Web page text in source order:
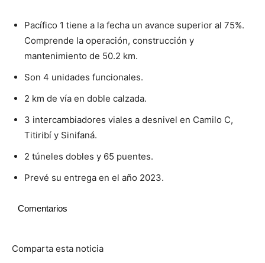
Pacífico 1 tiene a la fecha un avance superior al 75%.
Comprende la operación, construcción y
mantenimiento de 50.2 km.
Son 4 unidades funcionales.
2 km de vía en doble calzada.
3 intercambiadores viales a desnivel en Camilo C,
Titiribí y Sinifaná.
2 túneles dobles y 65 puentes.
Prevé su entrega en el año 2023.
Comentarios
Comparta esta noticia